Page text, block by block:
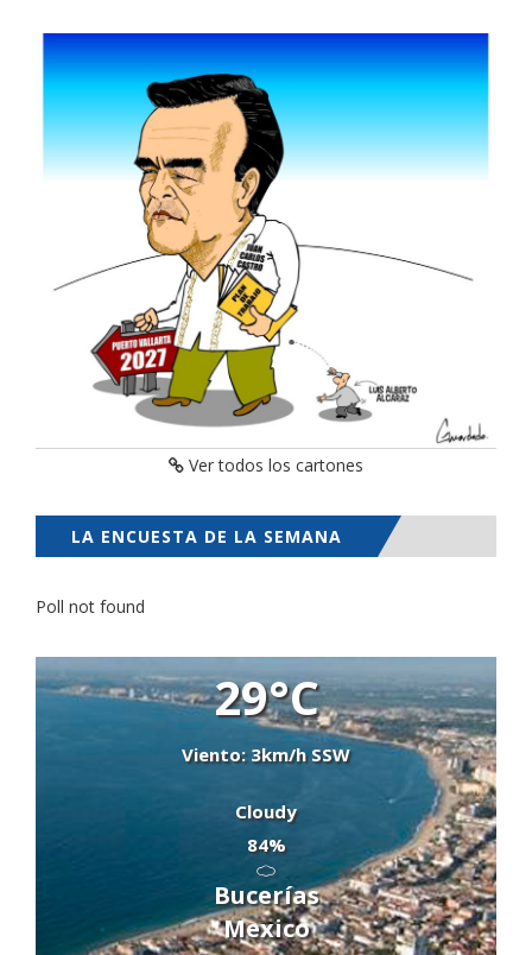
Ver todos los cartones
LA ENCUESTA DE LA SEMANA
Poll not found
29°C
Viento: 3km/h SSW
Cloudy
84%
Bucerías
Mexico